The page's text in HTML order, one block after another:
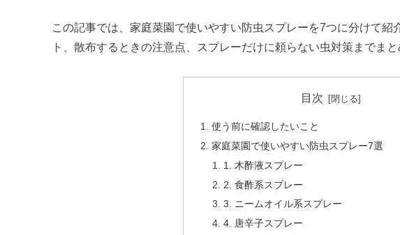
この記事では、家庭菜園で使いやすい防虫スプレーを7つに分けて
ト、散布するときの注意点、スプレーだけに頼らない虫対策までまと
目次
使う前に確認したいこと
家庭菜園で使いやすい防虫スプレー7選
1. 木酢液スプレー
2. 食酢系スプレー
3. ニームオイル系スプレー
4. 唐辛子スプレー